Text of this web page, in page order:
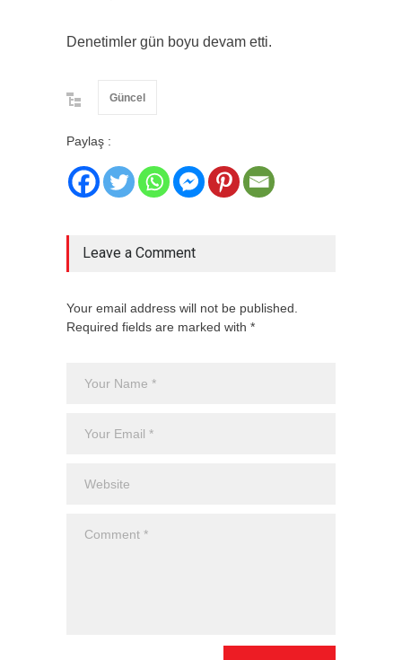
Denetimler gün boyu devam etti.
Güncel
Paylaş :
Leave a Comment
Your email address will not be published.
Required fields are marked with *